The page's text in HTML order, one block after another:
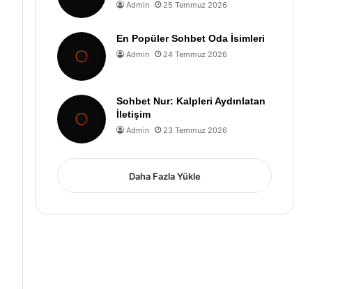
Admin 25 Temmuz 2026
En Popüler Sohbet Oda İsimleri
Admin 24 Temmuz 2026
Sohbet Nur: Kalpleri Aydınlatan
İletişim
Admin 23 Temmuz 2026
Daha Fazla Yükle